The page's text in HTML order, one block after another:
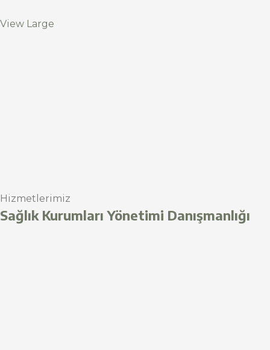
View Large
Hizmetlerimiz
Sağlık Kurumları Yönetimi Danışmanlığı